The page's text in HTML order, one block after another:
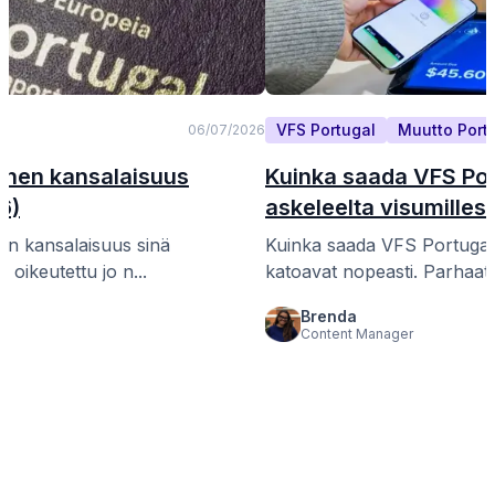
06/07/2026
kansalaisuus
kansalaisuus sinä
oikeutettu jo n...
VFS Portugal Muutto
Kuinka saada VFS
askeleelta visumillesi
Kuinka saada VFS
katoavat nopeasti.
Brenda
Content Manager